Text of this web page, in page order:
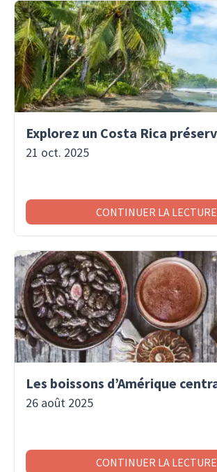
21 oct. 2025
CONTINUER LA LECTURE
26 août 2025
CONTINUER LA LECTURE